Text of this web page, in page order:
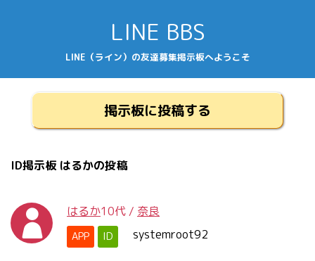
LINE BBS
LINE（ライン）の友達募集掲示板へようこそ
掲示板に投稿する
ID掲示板 はるかの投稿
はるか10代 / 奈良
APP ID systemroot92